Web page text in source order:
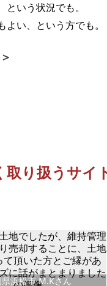
いう状況でも。
い、という方でも。
取り扱うサイ
浜松市 M.Kさん